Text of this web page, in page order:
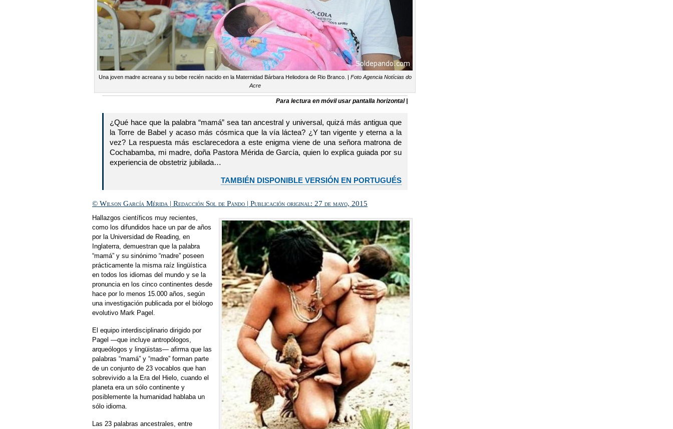
Una joven madre acreana y su bebe recién nacido en la Maternidad Bárbara Heliodora de Rio Branco. | Foto Agencia Notícias do
Acre
Para lectura en móvil usar pantalla horizontal |
¿Qué hace que la palabra “mamá” sea tan ancestral y universal, quizá más antigua que
la Torre de Babel y acaso más cósmica que la vía láctea? ¿Y tan vigente y eterna a la
vez? La respuesta más esclarecedora a este enigma viene de una señora matrona de
Cochabamba, mi madre, doña Pastora Mérida de García, quien lo explica guiada por su
experiencia de obstetriz jubilada…
TAMBIÉN DISPONIBLE VERSIÓN EN PORTUGUÉS
© Wilson García Mérida | Redacción Sol de Pando | Publicación original: 27 de mayo, 2015
Hallazgos científicos muy recientes,
como los difundidos hace un par de años
por la Universidad de Reading, en
Inglaterra, demuestran que la palabra
“mamá” y su sinónimo “madre” poseen
prácticamente la misma raíz lingüística
en todos los idiomas del mundo y se la
pronuncia en los cinco continentes desde
hace por lo menos 15.000 años, según
una investigación publicada por el biólogo
evolutivo Mark Pagel.
El equipo interdisciplinario dirigido por
Pagel —que incluye antropólogos,
arqueólogos y lingüistas— afirma que las
palabras “mamá” y “madre” forman parte
de un conjunto de 23 vocablos que han
sobrevivido a la Era del Hielo, cuando el
planeta era un sólo continente y
posiblemente la humanidad hablaba un
sólo idioma.
Las 23 palabras ancestrales, entre